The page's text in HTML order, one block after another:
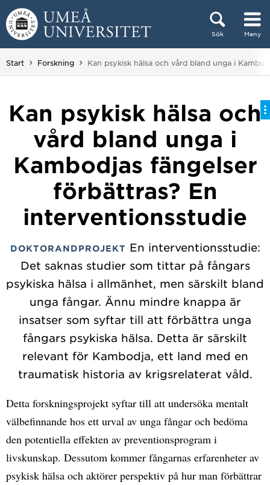
Hoppa direkt till innehållet
Sök Meny
Huvudmenyn dold.
Start Forskning Du är här:
Kan psykisk hälsa och vård bland unga i
Kan psykisk hälsa och
vård bland unga i
Kambodjas fängelser
förbättras? En
interventionsstudie
DOKTORANDPROJEKT En interventionsstudie:
Det saknas studier som tittar på fångars
psykiska hälsa i allmänhet, men särskilt bland
unga fångar. Ännu mindre knappa är
insatser som syftar till att förbättra unga
fångars psykiska hälsa. Detta är särskilt
relevant för Kambodja, ett land med en
traumatisk historia av krigsrelaterat våld.
Detta forskningsprojekt syftar till att undersöka mentalt
välbefinnande hos ett urval av unga fångar och bedöma
den potentiella effekten av preventionsprogram i
livskunskap. Dessutom kommer fångarnas erfarenheter av
psykisk hälsa och aktörer perspektiv på hur man förbättrar